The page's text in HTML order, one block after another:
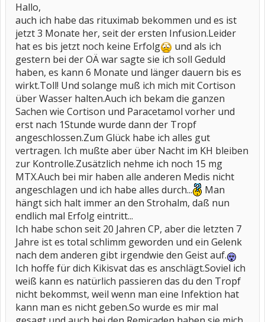
Hallo,
auch ich habe das rituximab bekommen und es ist
jetzt 3 Monate her, seit der ersten Infusion.Leider
hat es bis jetzt noch keine Erfolg
und als ich
gestern bei der OÄ war sagte sie ich soll Geduld
haben, es kann 6 Monate und länger dauern bis es
wirkt.Toll! Und solange muß ich mich mit Cortison
über Wasser halten.Auch ich bekam die ganzen
Sachen wie Cortison und Paracetamol vorher und
erst nach 1Stunde wurde dann der Tropf
angeschlossen.Zum Glück habe ich alles gut
vertragen. Ich mußte aber über Nacht im KH bleiben
zur Kontrolle.Zusätzlich nehme ich noch 15 mg
MTX.Auch bei mir haben alle anderen Medis nicht
angeschlagen und ich habe alles durch...
Man
hängt sich halt immer an den Strohalm, daß nun
endlich mal Erfolg eintritt...
Ich habe schon seit 20 Jahren CP, aber die letzten 7
Jahre ist es total schlimm geworden und ein Gelenk
nach dem anderen gibt irgendwie den Geist auf.
Ich hoffe für dich Kikisvat das es anschlägt.Soviel ich
weiß kann es natürlich passieren das du den Tropf
nicht bekommst, weil wenn man eine Infektion hat
kann man es nicht geben.So wurde es mir mal